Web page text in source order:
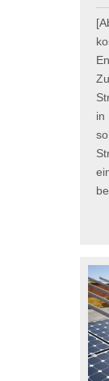
in